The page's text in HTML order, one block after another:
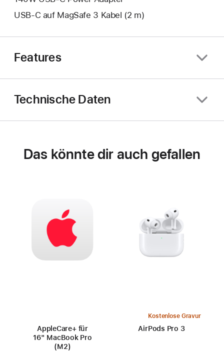
USB‑C auf MagSafe 3 Kabel (2 m)
Features
Technische Daten
Das könnte dir auch gefallen
AppleCare+ für
16" MacBook Pro
(M2)
Kostenlose Gravur
AirPods Pro 3